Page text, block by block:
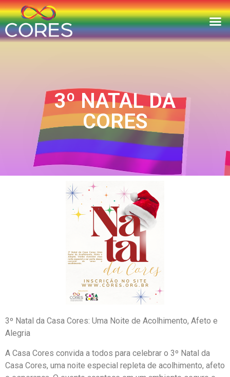
3º NATAL DA
CORES
3º Natal da Casa Cores: Uma Noite de Acolhimento, Afeto e
Alegria
A Casa Cores convida a todos para celebrar o 3º Natal da
Casa Cores, uma noite especial repleta de acolhimento, afeto